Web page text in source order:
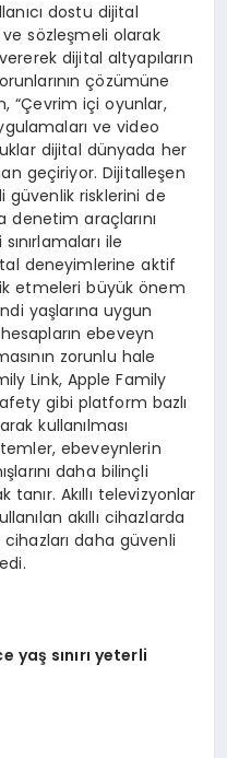
dostu dijital
sözleşmeli olarak
dijital altyapıların
çözümüne
“Çevrim içi oyunlar,
ve video
dijital dünyada her
geçiriyor. Dijitalleşen
güvenlik risklerini de
denetim araçlarını
ile
deneyimlerine aktif
etmeleri büyük önem
yaşlarına uygun
ebeveyn
zorunlu hale
Link, Apple Family
gibi platform bazlı
kullanılması
ebeveynlerin
daha bilinçli
Akıllı televizyonlar
akıllı cihazlarda
daha güvenli
yaş sınırı yeterli